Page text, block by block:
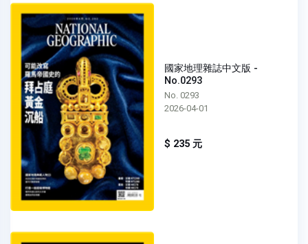
國家地理雜誌中文版 -
No.0293
No. 0293
2026-04-01
$ 235 元